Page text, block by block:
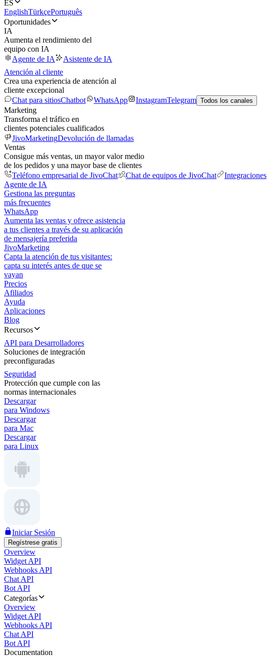
ES
EnglishTürkçePortuguês
Oportunidades
IA
Aumenta el rendimiento del
equipo con IA
Agente de IA
Asistente de IA
Atención al cliente
Crea una experiencia de atención al
cliente excepcional
Chat para sitiosChatbot WhatsApp InstagramTelegram Todos los canales
Marketing
Transforma el tráfico en
clientes potenciales cualificados
JivoMarketingDevolución de llamadas
Ventas
Consigue más ventas, un mayor valor medio
de los pedidos y una mayor base de clientes
Teléfono empresarial de JivoChat
Chat de equipos de JivoChat Integraciones
Agente de IA
Gestiona las preguntas
más frecuentes
WhatsApp
Aumenta las ventas y ofrece asistencia
a tus clientes a través de su aplicación
de mensajería preferida
JivoMarketing
Capta la atención de tus visitantes:
capta su interés antes de que se
vayan
Precios
Afiliados
Ayuda
Aplicaciones
Blog
Recursos
API para Desarrolladores
Soluciones de integración
preconfiguradas
Seguridad
Protección que cumple con las
normas internacionales
Descargar
para Windows
Descargar
para Mac
Descargar
para Linux
Iniciar Sesión
Regístrese gratis
Overview
Widget API
Webhooks API
Chat API
Bot API
Categorías
Overview
Widget API
Webhooks API
Chat API
Bot API
Documentation